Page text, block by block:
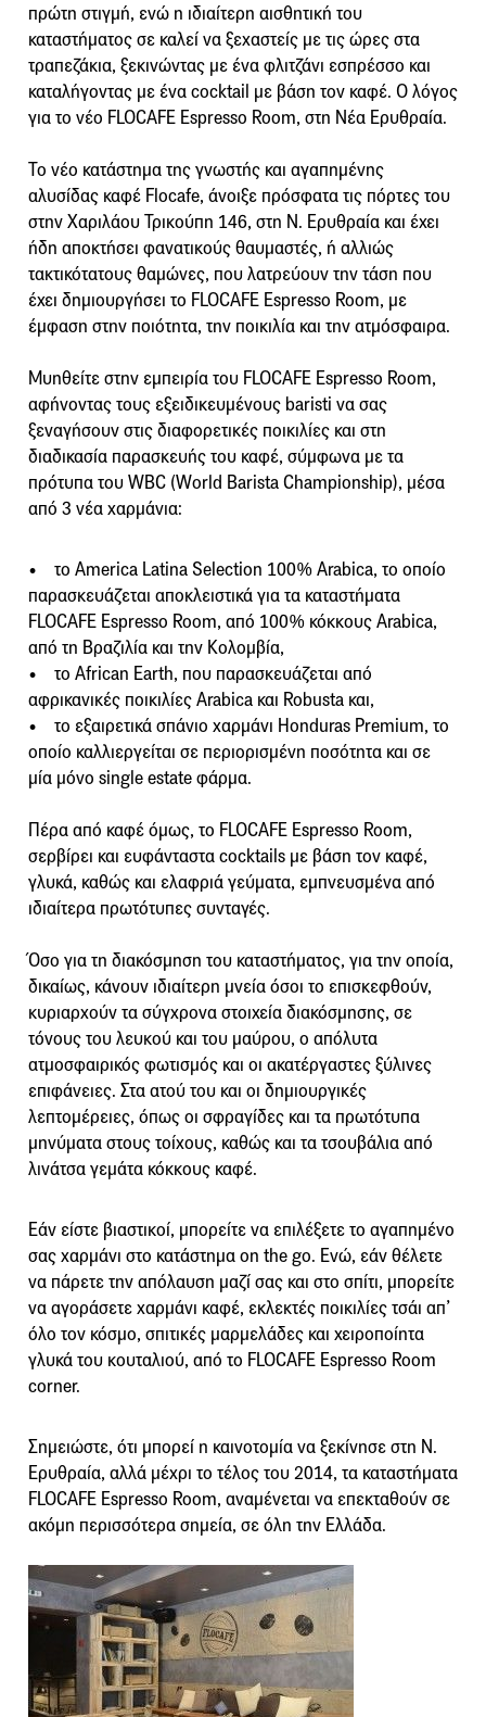
πρώτη στιγμή, ενώ η ιδιαίτερη αισθητική του
καταστήματος σε καλεί να ξεχαστείς με τις ώρες στα
τραπεζάκια, ξεκινώντας με ένα φλιτζάνι εσπρέσσο και
καταλήγοντας με ένα cocktail με βάση τον καφέ. Ο λόγος
για το νέο FLOCAFE Espresso Room, στη Νέα Ερυθραία.
Το νέο κατάστημα της γνωστής και αγαπημένης
αλυσίδας καφέ Flocafe, άνοιξε πρόσφατα τις πόρτες του
στην Χαριλάου Τρικούπη 146, στη Ν. Ερυθραία και έχει
ήδη αποκτήσει φανατικούς θαυμαστές, ή αλλιώς
τακτικότατους θαμώνες, που λατρεύουν την τάση που
έχει δημιουργήσει το FLOCAFE Espresso Room, με
έμφαση στην ποιότητα, την ποικιλία και την ατμόσφαιρα.
Μυηθείτε στην εμπειρία του FLOCAFE Espresso Room,
αφήνοντας τους εξειδικευμένους baristi να σας
ξεναγήσουν στις διαφορετικές ποικιλίες και στη
διαδικασία παρασκευής του καφέ, σύμφωνα με τα
πρότυπα του WBC (World Barista Championship), μέσα
από 3 νέα χαρμάνια:
• το America Latina Selection 100% Arabica, το οποίο
παρασκευάζεται αποκλειστικά για τα καταστήματα
FLOCAFE Espresso Room, από 100% κόκκους Arabica,
από τη Βραζιλία και την Κολομβία,
• το African Earth, που παρασκευάζεται από
αφρικανικές ποικιλίες Arabica και Robusta και,
• το εξαιρετικά σπάνιο χαρμάνι Honduras Premium, το
οποίο καλλιεργείται σε περιορισμένη ποσότητα και σε
μία μόνο single estate φάρμα.
Πέρα από καφέ όμως, το FLOCAFE Espresso Room,
σερβίρει και ευφάνταστα cocktails με βάση τον καφέ,
γλυκά, καθώς και ελαφριά γεύματα, εμπνευσμένα από
ιδιαίτερα πρωτότυπες συνταγές.
Όσο για τη διακόσμηση του καταστήματος, για την οποία,
δικαίως, κάνουν ιδιαίτερη μνεία όσοι το επισκεφθούν,
κυριαρχούν τα σύγχρονα στοιχεία διακόσμησης, σε
τόνους του λευκού και του μαύρου, ο απόλυτα
ατμοσφαιρικός φωτισμός και οι ακατέργαστες ξύλινες
επιφάνειες. Στα ατού του και οι δημιουργικές
λεπτομέρειες, όπως οι σφραγίδες και τα πρωτότυπα
μηνύματα στους τοίχους, καθώς και τα τσουβάλια από
λινάτσα γεμάτα κόκκους καφέ.
Εάν είστε βιαστικοί, μπορείτε να επιλέξετε το αγαπημένο
σας χαρμάνι στο κατάστημα on the go. Ενώ, εάν θέλετε
να πάρετε την απόλαυση μαζί σας και στο σπίτι, μπορείτε
να αγοράσετε χαρμάνι καφέ, εκλεκτές ποικιλίες τσάι απ’
όλο τον κόσμο, σπιτικές μαρμελάδες και χειροποίητα
γλυκά του κουταλιού, από το FLOCAFE Espresso Room
corner.
Σημειώστε, ότι μπορεί η καινοτομία να ξεκίνησε στη Ν.
Ερυθραία, αλλά μέχρι το τέλος του 2014, τα καταστήματα
FLOCAFE Espresso Room, αναμένεται να επεκταθούν σε
ακόμη περισσότερα σημεία, σε όλη την Ελλάδα.